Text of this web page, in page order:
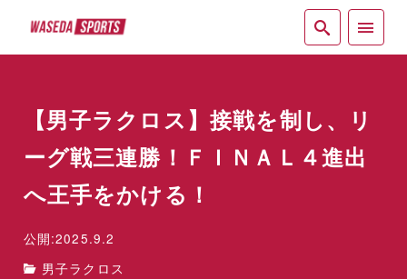
【男子ラクロス】接戦を制し、リ
ーグ戦三連勝！ＦＩＮＡＬ４進出
へ王手をかける！
公開:2025.9.2
男子ラクロス